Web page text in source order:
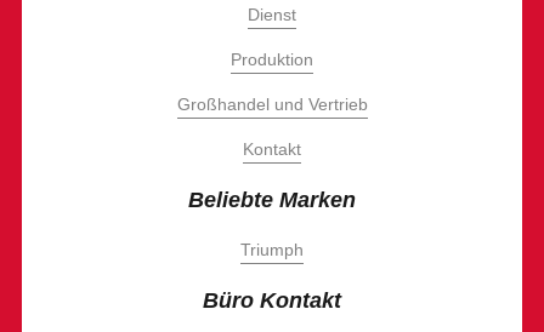
Dienst
Produktion
Großhandel und Vertrieb
Kontakt
Beliebte Marken
Triumph
Büro Kontakt